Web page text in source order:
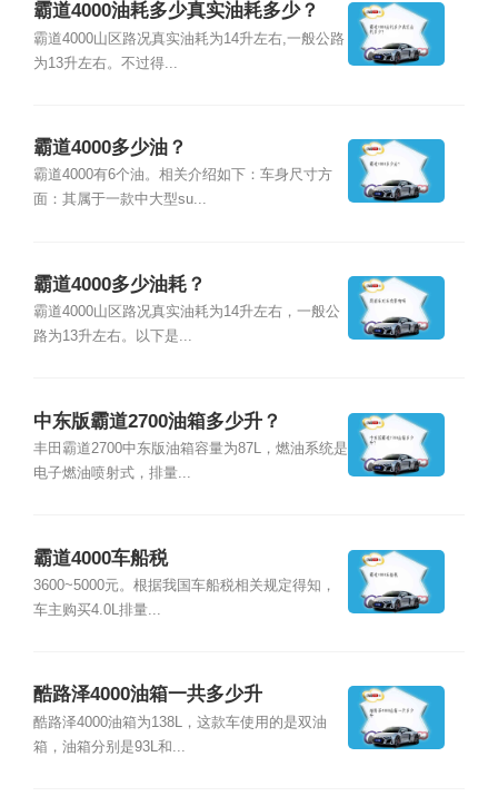
霸道4000油耗多少真实油耗多少？
霸道4000山区路况真实油耗为14升左右,一般公路
为13升左右。不过得...
霸道4000多少油？
霸道4000有6个油。相关介绍如下：车身尺寸方
面：其属于一款中大型su...
霸道4000多少油耗？
霸道4000山区路况真实油耗为14升左右，一般公
路为13升左右。以下是...
中东版霸道2700油箱多少升？
丰田霸道2700中东版油箱容量为87L，燃油系统是
电子燃油喷射式，排量...
霸道4000车船税
3600~5000元。根据我国车船税相关规定得知，
车主购买4.0L排量...
酷路泽4000油箱一共多少升
酷路泽4000油箱为138L，这款车使用的是双油
箱，油箱分别是93L和...